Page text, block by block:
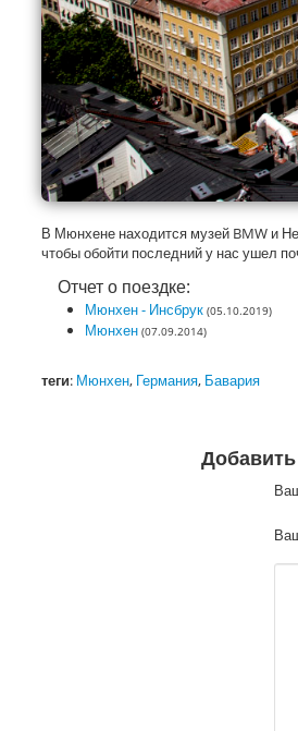
В Мюнхене находится музей BMW и
чтобы обойти последний у нас ушел
Отчет о поездке:
Мюнхен - Инсбрук (05.10.2019)
Мюнхен (07.09.2014)
теги: Мюнхен, Германия, Бавария